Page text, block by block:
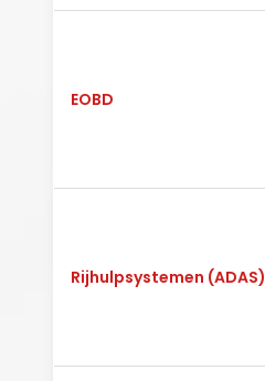
EOBD
Rijhulpsystemen (ADAS)